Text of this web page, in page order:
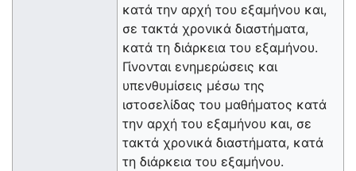
κατά την αρχή του εξαμήνου και,
σε τακτά χρονικά διαστήματα,
κατά τη διάρκεια του εξαμήνου.
Γίνονται ενημερώσεις και
υπενθυμίσεις μέσω της
ιστοσελίδας του μαθήματος κατά
την αρχή του εξαμήνου και, σε
τακτά χρονικά διαστήματα, κατά
τη διάρκεια του εξαμήνου.